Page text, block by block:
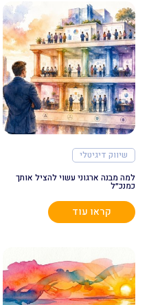
שיווק דיגיטלי
למה מבנה ארגוני עשוי להציל אותך
כמנכ״ל
קראו עוד